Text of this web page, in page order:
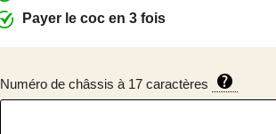
Payer le coc en 3 fois
Numéro de châssis à 17 caractères